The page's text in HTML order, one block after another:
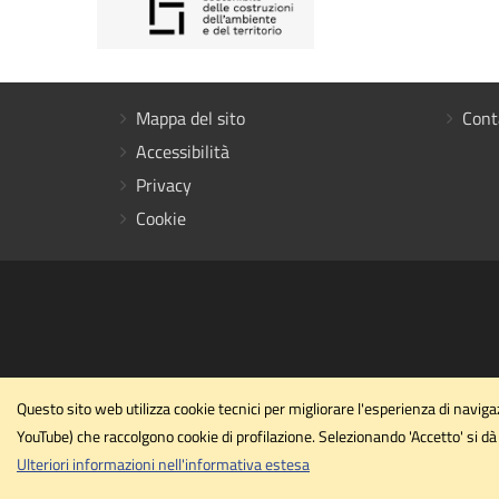
Mappa del sito
Accessibilità
Privacy
Cookie
Questo sito web utilizza cookie tecnici per migliorare l'esperienza di
YouTube) che raccolgono cookie di profilazione. Selezionando 'Accetto'
Ulteriori informazioni nell'informativa estesa